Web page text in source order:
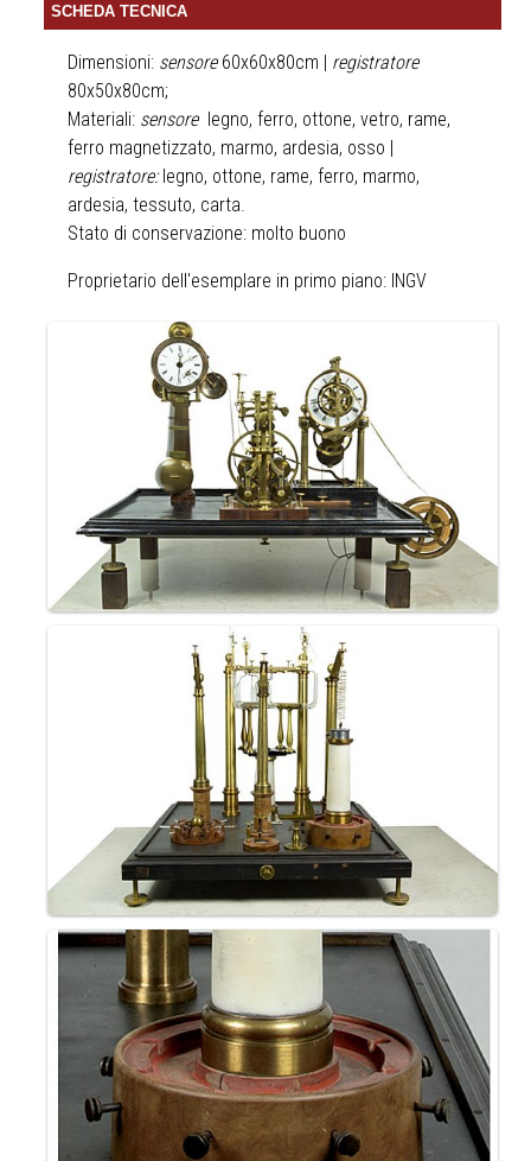
SCHEDA TECNICA
Dimensioni: sensore60x60x80cm | registratore
80x50x80cm;
Materiali: sensorelegno, ferro, ottone, vetro, rame,
ferro magnetizzato, marmo, ardesia, osso |
registratore:legno, ottone, rame, ferro, marmo,
ardesia, tessuto, carta.
Stato di conservazione: molto buono
Proprietario dell'esemplare in primo piano: INGV